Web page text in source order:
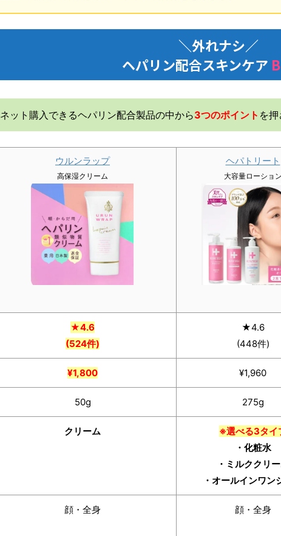
＼外れナシ／
ヘパリン配合スキンケア
ネット購入できるヘパリン配合製品の中から3つのポイント を
ウルンラップ
高保湿クリーム
ヘパトリート
大容量ローション
★4.6
(524件)
★4.6
(448件)
¥1,800 ¥1,960
50g 275g
クリーム
※選べる3タイ
・化粧水
・ミルククリ
・オールインワン
顔・全身 顔・全身